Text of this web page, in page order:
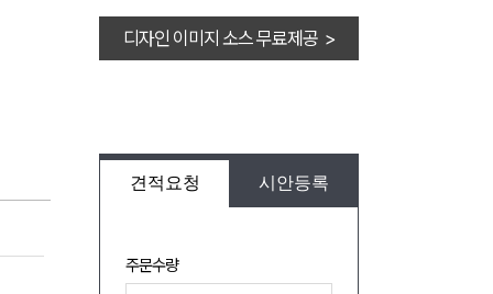
디자인 이미지 소스 무료제공 >
견적요청 시안등록
주문수량